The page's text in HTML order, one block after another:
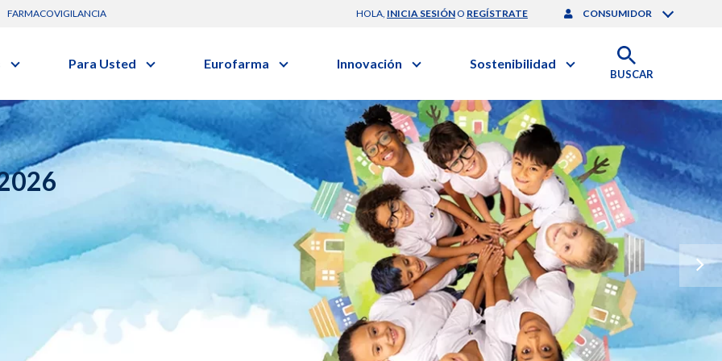
FARMACOVIGILANCIA HOLA, INICIA SESIÓNO REGÍSTRATE CONSUMIDOR
o clase terapéutica.
Para Usted
Artículos
Diccionario de Salud
Videos
Eurofarma
Actuación
Trabaje Con Nosotros
Certificaciones
Premios y Reconocimientos
Programa de Visitas
Dónde Estamos
Innovación
Nuevos Negocios
Investigación Clínica
Investigación y Desarrollo
Profesionales de Salud | EurON Pro
Sostenibilidad
Gobierno Corporativo
Medio Ambiente
Informe de Sostenibilidad
Responsabilidad Compartida
Balance Financiero
BUSCAR